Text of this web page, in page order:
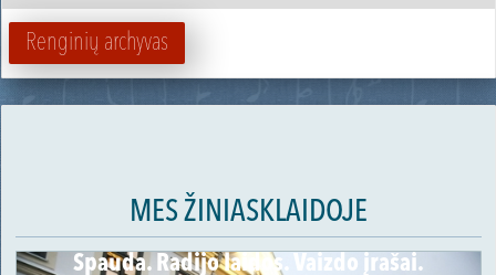
Renginių archyvas
MES ŽINIASKLAIDOJE
Spauda. Radijo laidos. Vaizdo įrašai.